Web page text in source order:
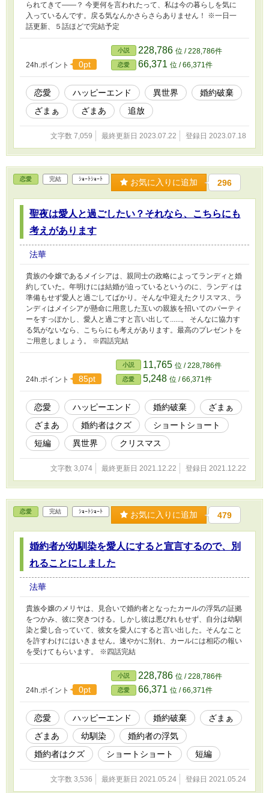
られてきて――？ 今更何を言われたって、私は今の暮らしを気に
入っているんです。戻る気なんかさらさらありません！ ※一日一
話更新、５話ほどで完結予定
24h.ポイント 0pt
小説 228,786 位 / 228,786件
恋愛 66,371 位 / 66,371件
恋愛 ハッピーエンド 異世界
婚約破棄
ざまぁ
ざまあ 追放
文字数 7,059 最終更新日 2023.07.22 登録日 2023.07.18
恋愛 完結 ｼｮｰﾄｼｮｰﾄ お気に入りに追加 296
聖夜は愛人と過ごしたい？それなら、こちらにも
考えがあります
法華
貴族の令嬢であるメイシアは、親同士の政略によってランディと婚
約していた。年明けには結婚が迫っているというのに、ランディは
準備もせず愛人と過ごしてばかり。そんな中迎えたクリスマス、ラ
ンディはメイシアが懸命に用意した互いの親族を招いてのパーティ
ーをすっぽかし、愛人と過ごすと言い出して......。 そんなに協力す
る気がないなら、こちらにも考えがあります。最高のプレゼントを
ご用意しましょう。 ※四話完結
24h.ポイント 85pt
小説 11,765 位 / 228,786件
恋愛 5,248 位 / 66,371件
恋愛 ハッピーエンド 婚約破棄
ざまぁ
ざまあ
婚約者はクズ
ショートショート
短編
異世界 クリスマス
文字数 3,074 最終更新日 2021.12.22 登録日 2021.12.22
恋愛 完結 ｼｮｰﾄｼｮｰﾄ お気に入りに追加 479
婚約者が幼馴染を愛人にすると宣言するので、別
れることにしました
法華
貴族令嬢のメリヤは、見合いで婚約者となったカールの浮気の証拠
をつかみ、彼に突きつける。しかし彼は悪びれもせず、自分は幼馴
染と愛し合っていて、彼女を愛人にすると言い出した。そんなこと
を許すわけにはいきません。速やかに別れ、カールには相応の報い
を受けてもらいます。 ※四話完結
24h.ポイント 0pt
小説 228,786 位 / 228,786件
恋愛 66,371 位 / 66,371件
恋愛 ハッピーエンド 婚約破棄
ざまぁ
ざまあ
幼馴染
婚約者の浮気
婚約者はクズ
ショートショート 短編
文字数 3,536 最終更新日 2021.05.24 登録日 2021.05.24